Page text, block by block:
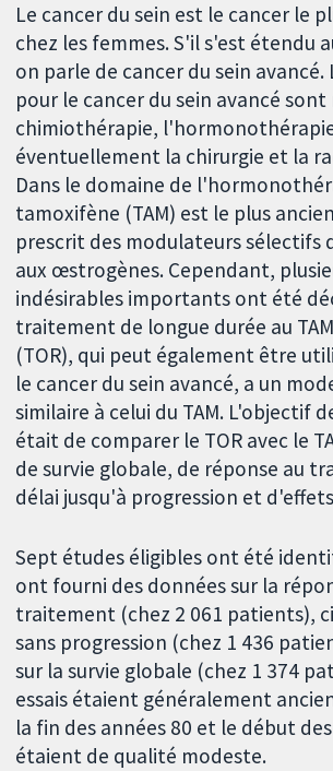
Le cancer du sein est le cancer le
chez les femmes. S'il s'est étendu
on parle de cancer du sein
pour le cancer du sein avancé
chimiothérapie,
éventuellement la chirurgie et la
Dans le domaine de
tamoxifène (TAM) est le plus
prescrit des modulateurs sélectifs
aux œstrogènes. Cependant,
indésirables importants ont été
traitement de longue durée au
(TOR), qui peut également être
le cancer du sein avancé, a un
similaire à celui du TAM. L'objectif
était de comparer le TOR avec le
de survie globale, de réponse au
délai jusqu'à progression et
Sept études éligibles ont été
ont fourni des données sur la
traitement (chez 2 061 patients),
sans progression (chez 1 436
sur la survie globale (chez 1 374
essais étaient généralement
la fin des années 80 et le début
étaient de qualité modeste.